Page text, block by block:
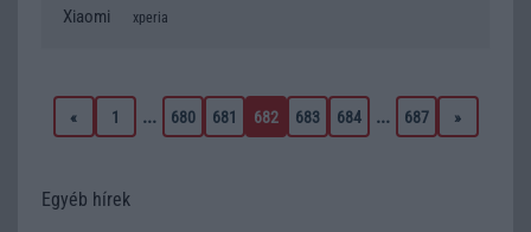
Xiaomi xperia
« 1 ... 680 681 682 683 684 ... 687 »
Egyéb hírek